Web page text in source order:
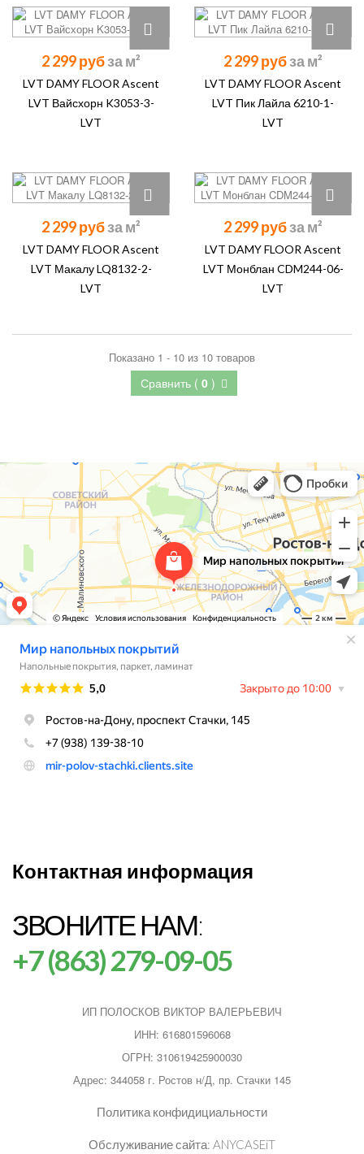
2 299 руб
LVT DAMY FLOOR Ascent
LVT Вайсхорн K3053-3-
LVT
2 299 руб
LVT DAMY FLOOR Ascent
LVT Пик Лайла 6210-1-
LVT
2 299 руб
LVT DAMY FLOOR Ascent
LVT Макалу LQ8132-2-
LVT
2 299 руб
LVT DAMY FLOOR Ascent
LVT Монблан CDM244-06-
LVT
Сравнить ( 0 )
Показано 1 - 10 из 10 товаров
Контактная информация
ЗВОНИТЕ НАМ:
+7 (863) 279-09-05
ИП ПОЛОСКОВ ВИКТОР ВАЛЕРЬЕВИЧ
ИНН: 616801596068
ОГРН: 310619425900030
Адрес: 344058 г. Ростов н/Д, пр. Стачки 145
Политика конфидициальности
Обслуживание сайта: ANYCASEiT